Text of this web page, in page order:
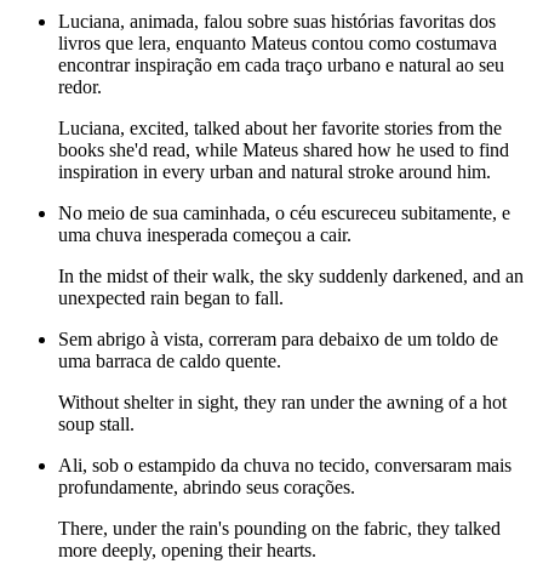
Luciana, animada, falou sobre suas histórias favoritas dos
livros que lera, enquanto Mateus contou como costumava
encontrar inspiração em cada traço urbano e natural ao seu
redor.
Luciana, excited, talked about her favorite stories from the
books she'd read, while Mateus shared how he used to find
inspiration in every urban and natural stroke around him.
No meio de sua caminhada, o céu escureceu subitamente, e
uma chuva inesperada começou a cair.
In the midst of their walk, the sky suddenly darkened, and an
unexpected rain began to fall.
Sem abrigo à vista, correram para debaixo de um toldo de
uma barraca de caldo quente.
Without shelter in sight, they ran under the awning of a hot
soup stall.
Ali, sob o estampido da chuva no tecido, conversaram mais
profundamente, abrindo seus corações.
There, under the rain's pounding on the fabric, they talked
more deeply, opening their hearts.